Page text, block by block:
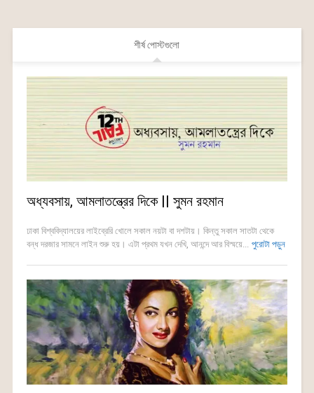
শীর্ষ পোস্টগুলো
অধ্যবসায়, আমলাতন্ত্রের দিকে || সুমন রহমান
ঢাকা বিশ্ববিদ্যালয়ের লাইব্রেরি খোলে সকাল নয়টা বা দশটায়। কিন্তু সকাল সাতটা থেকে
বন্ধ দরজার সামনে লাইন শুরু হয়। এটা প্রথম যখন দেখি, আনন্দে আর বিস্ময়ে... পুরোটা পড়ুন